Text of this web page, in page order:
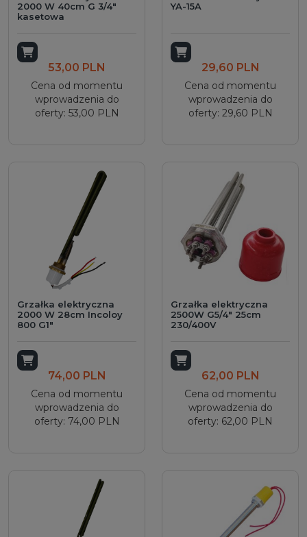
2000 W 40cm G 3/4"
kasetowa
Dodaj do koszyka
53,00 PLN
Cena od momentu
wprowadzenia do
oferty: 53,00 PLN
YA-15A
Dodaj do koszyka
29,60 PLN
Cena od momentu
wprowadzenia do
oferty: 29,60 PLN
Grzałka elektryczna
2000 W 28cm Incoloy
800 G1"
Dodaj do koszyka
74,00 PLN
Cena od momentu
wprowadzenia do
oferty: 74,00 PLN
Grzałka elektryczna
2500W G5/4" 25cm
230/400V
Dodaj do koszyka
62,00 PLN
Cena od momentu
wprowadzenia do
oferty: 62,00 PLN